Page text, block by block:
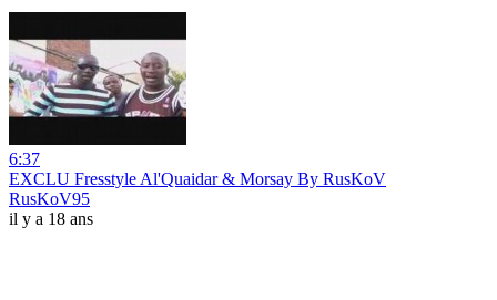
6:37
EXCLU Fresstyle Al'Quaidar & Morsay By RusKoV
RusKoV95
il y a 18 ans